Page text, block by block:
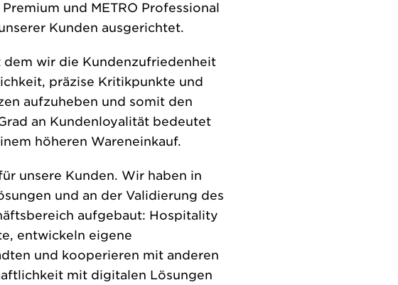
und METRO Professional
Kunden ausgerichtet.
dem wir die Kundenzufriedenheit
präzise Kritikpunkte und
aufzuheben und somit den
an Kundenloyalität bedeutet
höheren Wareneinkauf.
unsere Kunden. Wir haben in
und an der Validierung des
aufgebaut: Hospitality
entwickeln eigene
und kooperieren mit anderen
mit digitalen Lösungen